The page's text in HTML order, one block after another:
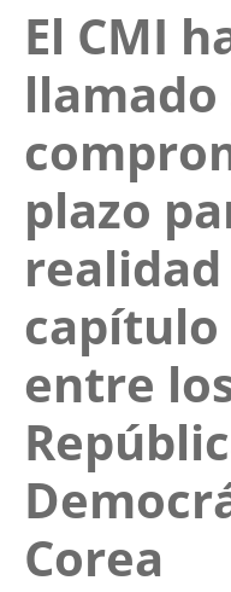
El CMI
llamado
plazo
capítulo
entre
Corea